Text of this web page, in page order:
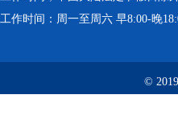
工作时间：周一至周六 早8:00-晚
©